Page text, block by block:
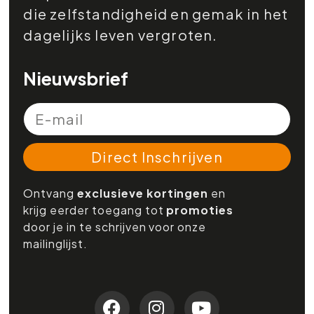
die zelfstandigheid en gemak in het
dagelijks leven vergroten.
Nieuwsbrief
Direct Inschrijven
Ontvangexclusieve kortingen en
krijg eerder toegang tot promoties
door je in te schrijven voor onze
mailinglijst.